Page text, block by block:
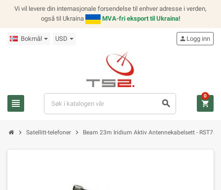
Vi vil levere din internasjonale forsendelse til enhver adresse i verden,
også til Ukraina
MVA-fri eksport til Ukraina!
Bokmål USD
view_headline search
person Logg inn
shopping_cart
0
chevron_right Satellitt-telefoner chevron_right Beam 23m Iridium Aktiv Antennekabelsett -